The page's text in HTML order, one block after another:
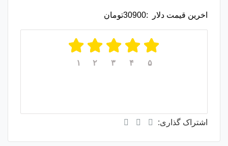
اخرین قیمت دلار :30900تومان
۱ ۲ ۳ ۴ ۵
اشتراک گذاری: